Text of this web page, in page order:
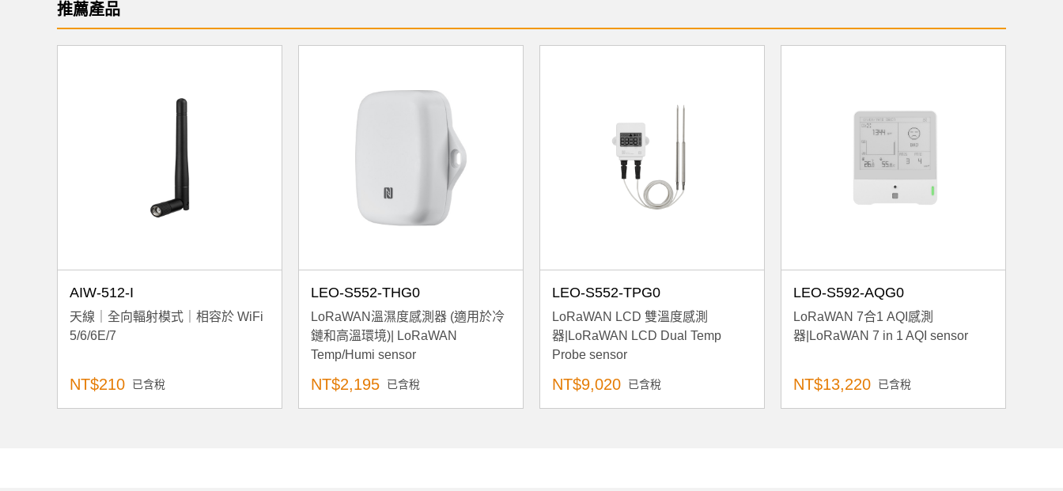
推薦產品
AIW-512-I
天線｜全向輻射模式｜相容於 WiFi
5/6/6E/7
NT$210 已含稅
LEO-S552-THG0
LoRaWAN溫濕度感測器 (適用於冷
鏈和高溫環境)| LoRaWAN
Temp/Humi sensor
NT$2,195 已含稅
LEO-S552-TPG0
LoRaWAN LCD 雙溫度感測
器|LoRaWAN LCD Dual Temp
Probe sensor
NT$9,020 已含稅
LEO-S592-AQG0
LoRaWAN 7合1 AQI感測
器|LoRaWAN 7 in 1 AQI sensor
NT$13,220 已含稅